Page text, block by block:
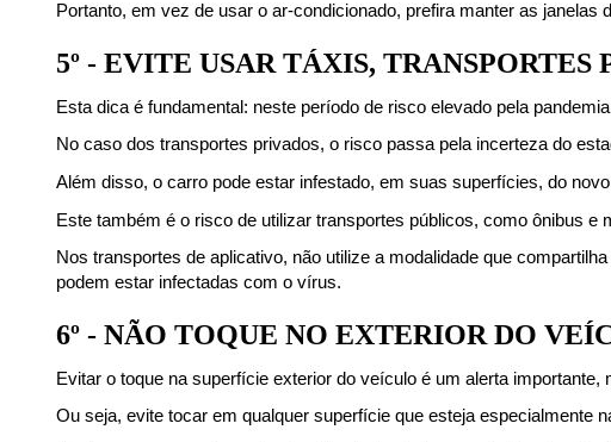
Portanto, em vez de usar o ar-condicionado, prefira manter as
5º - EVITE USAR TÁXIS,
Esta dica é fundamental: neste período de risco elevado pela
No caso dos transportes privados, o risco passa pela incerteza do
Além disso, o carro pode estar infestado, em suas superfícies, do
Este também é o risco de utilizar transportes públicos, como ônibus
Nos transportes de aplicativo, não utilize a modalidade que
podem estar infectadas com o vírus.
6º - NÃO TOQUE NO EXTERIOR DO
Evitar o toque na superfície exterior do veículo é um alerta
Ou seja, evite tocar em qualquer superfície que esteja especialmente